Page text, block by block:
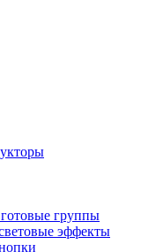
группы
эффекты